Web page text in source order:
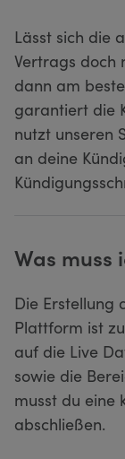
Lässt sich die
Vertrags doch
dann am
garantiert die
nutzt unseren
an deine
Was muss
Die Erstellung
Plattform ist
auf die Live
sowie die
musst du eine
abschließen.